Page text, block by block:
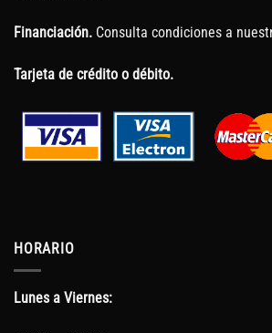
Financiación. Consulta condiciones a
Tarjeta de crédito o débito.
HORARIO
Lunes a Viernes: